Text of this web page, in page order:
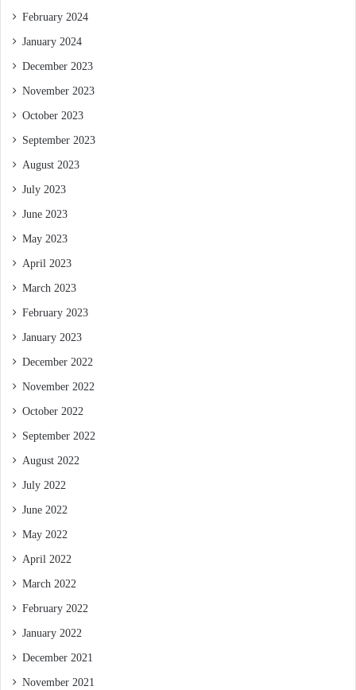
February 2024
January 2024
December 2023
November 2023
October 2023
September 2023
August 2023
July 2023
June 2023
May 2023
April 2023
March 2023
February 2023
January 2023
December 2022
November 2022
October 2022
September 2022
August 2022
July 2022
June 2022
May 2022
April 2022
March 2022
February 2022
January 2022
December 2021
November 2021